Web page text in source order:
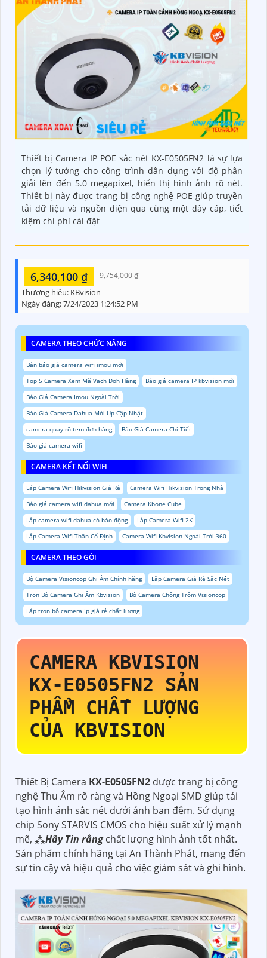
Thiết bị Camera IP POE sắc nét KX-E0505FN2 là sự lựa
chọn lý tưởng cho công trình dân dụng với độ phân
giải lên đến 5.0 megapixel, hiển thị hình ảnh rõ nét.
Thiết bị này được trang bị công nghệ POE giúp truyền
tải dữ liệu và nguồn điện qua cùng một dây cáp, tiết
kiệm chi phí cài đặt
6,340,100 ₫ 9,754,000 ₫
Thương hiệu: KBvision
Ngày đăng:7/24/2023 1:24:52 PM
CAMERA THEO CHỨC NĂNG
Bản báo giá camera wifi imou mới
Top 5 Camera Xem Mã Vạch Đơn Hàng
Báo giá camera IP kbvision mới
Báo Giá Camera Imou Ngoài Trời
Báo Giá Camera Dahua Mới Up Cập Nhật
camera quay rõ tem đơn hàng
Báo Giá Camera Chi Tiết
Báo giá camera wifi
CAMERA KẾT NỐI WIFI
Lắp Camera Wifi Hikvision Giá Rẻ
Camera Wifi Hikvision Trong Nhà
Báo giá camera wifi dahua mới
Camera Kbone Cube
Lắp camera wifi dahua có báo động
Lắp Camera Wifi 2K
Lắp Camera Wifi Thân Cố Định
Camera Wifi Kbvision Ngoài Trời 360
CAMERA THEO GÓI
Bộ Camera Visioncop Ghi Âm Chính hãng
Lắp Camera Giá Rẻ Sắc Nét
Trọn Bộ Camera Ghi Âm Kbvision
Bộ Camera Chống Trộm Visioncop
Lắp trọn bộ camera Ip giá rẻ chất lượng
CAMERA KBVISION
KX-E0505FN2 SẢN
PHẨM CHẤT LƯỢNG
CỦA KBVISION
Thiết Bị Camera KX-E0505FN2 được trang bị công
nghệ Thu Âm rõ ràng và Hồng Ngoại SMD giúp tái
tạo hình ảnh sắc nét dưới ánh ban đêm. Sử dụng
chip Sony STARVIS CMOS cho hiệu suất xử lý mạnh
mẽ, ⁂Hãy Tin rằngchất lượng hình ảnh tốt nhất.
Sản phẩm chính hãng tại An Thành Phát, mang đến
sự tin cậy và hiệu quả cho việc giám sát và ghi hình.